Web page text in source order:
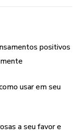
positivos
usar em seu
a seu favor e